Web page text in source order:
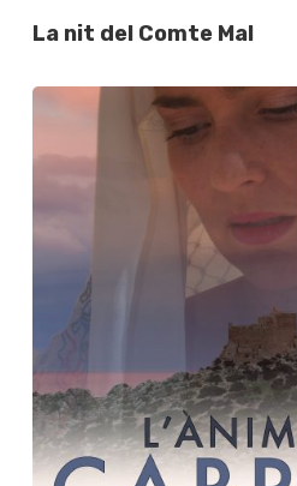
La nit del Comte Mal